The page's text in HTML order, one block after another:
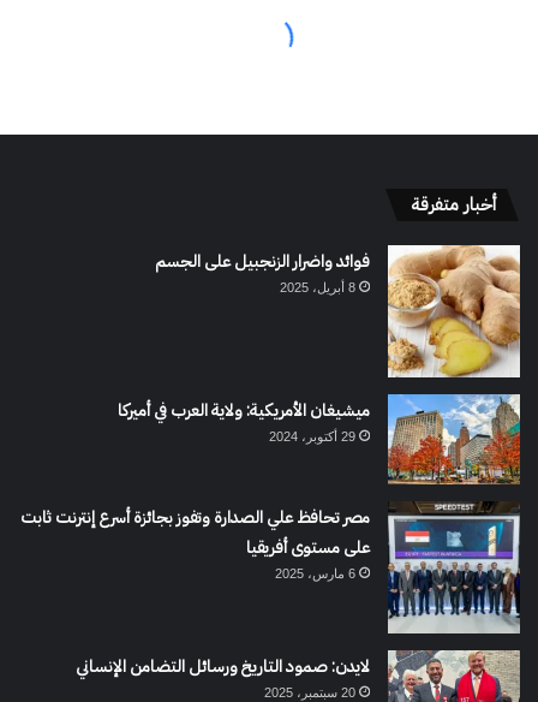
أخبار متفرقة
فوائد واضرار الزنجبيل على الجسم
8 أبريل، 2025
ميشيغان الأمريكية: ولاية العرب في أميركا
29 أكتوبر، 2024
مصر تحافظ علي الصدارة وتفوز بجائزة أسرع إنترنت ثابت
على مستوى أفريقيا
6 مارس، 2025
لايدن: صمود التاريخ ورسائل التضامن الإنساني
20 سبتمبر، 2025